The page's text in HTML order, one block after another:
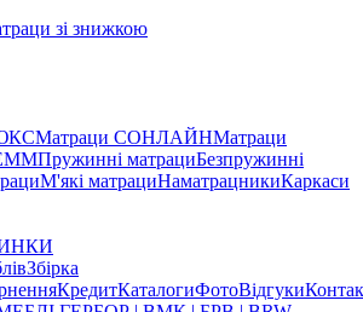
зі знижкою
Матраци СОНЛАЙНМатраци
Пружинні матрациБезпружинні
М'які матрациНаматрацникиКаркаси
Збірка
КредитКаталогиФотоВідгуки